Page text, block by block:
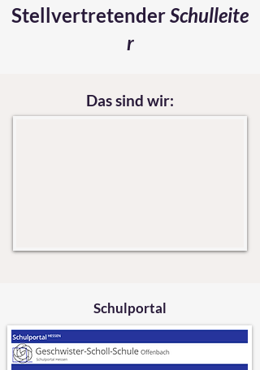
StellvertretenderSchulleite
r
Das sind wir:
Schulportal